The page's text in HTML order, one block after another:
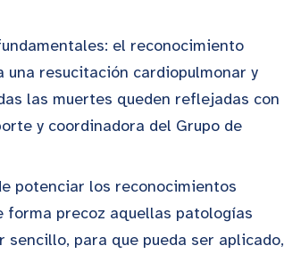
el reconocimiento
resucitación cardiopulmonar y
las muertes queden reflejadas con
y coordinadora del Grupo de
potenciar los reconocimientos
forma precoz aquellas patologías
para que pueda ser aplicado,